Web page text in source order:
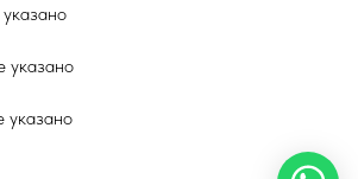
указано
указано